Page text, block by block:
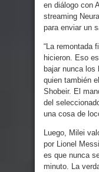
en diálogo con
streaming
para enviar un
“La remontada
hicieron. Eso
bajar nunca los
quien también
Shobeir. El
del
una cosa de
Luego, Milei
por Lionel
es que nunca
minuto. La